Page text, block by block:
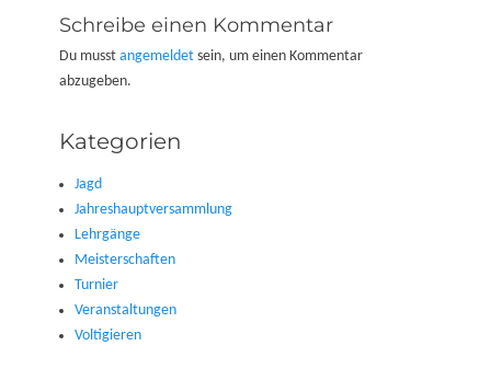
Schreibe einen Kommentar
Du musst angemeldet sein, um einen Kommentar
abzugeben.
Kategorien
Jagd
Jahreshauptversammlung
Lehrgänge
Meisterschaften
Turnier
Veranstaltungen
Voltigieren